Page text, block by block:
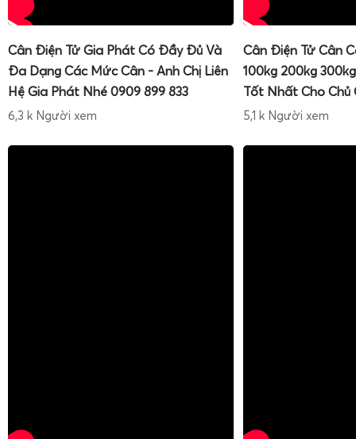
Cân Điện Tử Gia Phát Có Đầy Đủ Và
Đa Dạng Các Mức Cân - Anh Chị Liên
Hệ Gia Phát Nhé 0909 899 833
6,3 k Người xem
Cân Điện Tử Cân
100kg 200kg
Tốt Nhất Cho Chủ
5,1 k Người xem